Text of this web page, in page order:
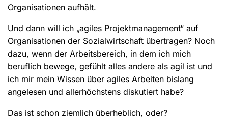
Organisationen aufhält.
Und dann will ich „agiles Projektmanagement“ auf
Organisationen der Sozialwirtschaft übertragen? Noch
dazu, wenn der Arbeitsbereich, in dem ich mich
beruflich bewege, gefühlt alles andere als agil ist und
ich mir mein Wissen über agiles Arbeiten bislang
angelesen und allerhöchstens diskutiert habe?
Das ist schon ziemlich überheblich, oder?